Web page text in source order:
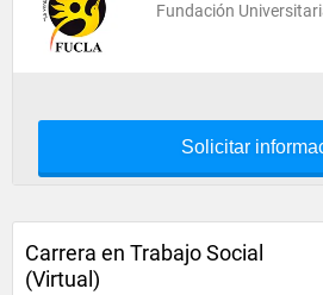
Fundación
Solicitar
Carrera en Trabajo Social
(Virtual)